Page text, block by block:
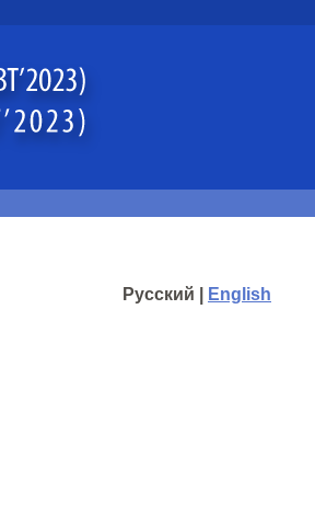
Русский | English